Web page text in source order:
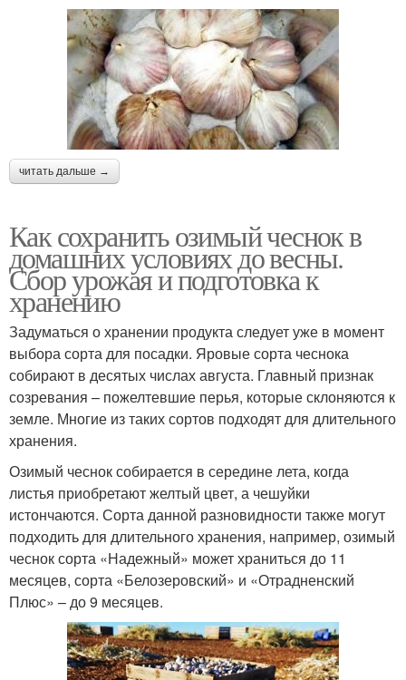
читать дальше →
Как сохранить озимый чеснок в
домашних условиях до весны.
Сбор урожая и подготовка к
хранению
Задуматься о хранении продукта следует уже в момент
выбора сорта для посадки. Яровые сорта чеснока
собирают в десятых числах августа. Главный признак
созревания – пожелтевшие перья, которые склоняются к
земле. Многие из таких сортов подходят для длительного
хранения.
Озимый чеснок собирается в середине лета, когда
листья приобретают желтый цвет, а чешуйки
истончаются. Сорта данной разновидности также могут
подходить для длительного хранения, например, озимый
чеснок сорта «Надежный» может храниться до 11
месяцев, сорта «Белозеровский» и «Отрадненский
Плюс» – до 9 месяцев.